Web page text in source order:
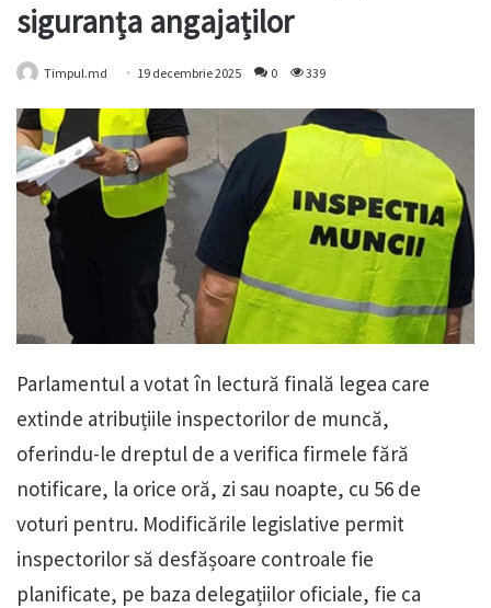
siguranța angajaților
Timpul.md 19 decembrie 2025 0 339
Parlamentul a votat în lectură finală legea care
extinde atribuțiile inspectorilor de muncă,
oferindu-le dreptul de a verifica firmele fără
notificare, la orice oră, zi sau noapte, cu 56 de
voturi pentru. Modificările legislative permit
inspectorilor să desfășoare controale fie
planificate, pe baza delegațiilor oficiale, fie ca